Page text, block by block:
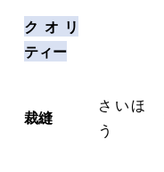
クオリ
ティー
裁縫
さいほ
う